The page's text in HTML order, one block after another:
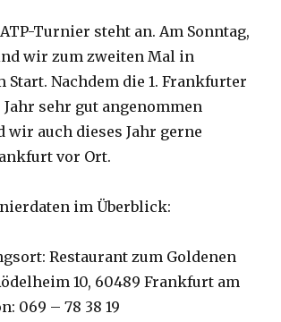
Turnier steht an. Am Sonntag,
wir zum zweiten Mal in
Start. Nachdem die 1. Frankfurter
Jahr sehr gut angenommen
wir auch dieses Jahr gerne
vor Ort.
im Überblick:
Restaurant zum Goldenen
10, 60489 Frankfurt am
069 – 78 38 19